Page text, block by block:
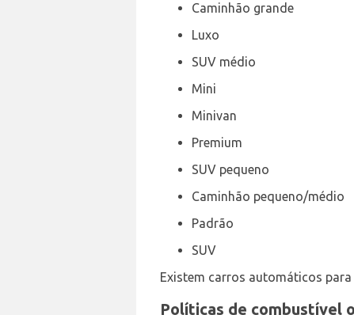
Caminhão grande
Luxo
SUV médio
Mini
Minivan
Premium
SUV pequeno
Caminhão pequeno/médio
Padrão
SUV
Existem carros automáticos
Políticas de combustível